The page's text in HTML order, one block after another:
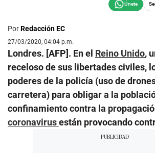
PorRedacción EC
27/03/2020, 04:04 p.m.
Londres. [AFP]. En el Reino Unido,
receloso de sus libertades civiles,
poderes de la policía (uso de
carretera) para obligar a la
confinamiento contra la
coronavirusestán provocando